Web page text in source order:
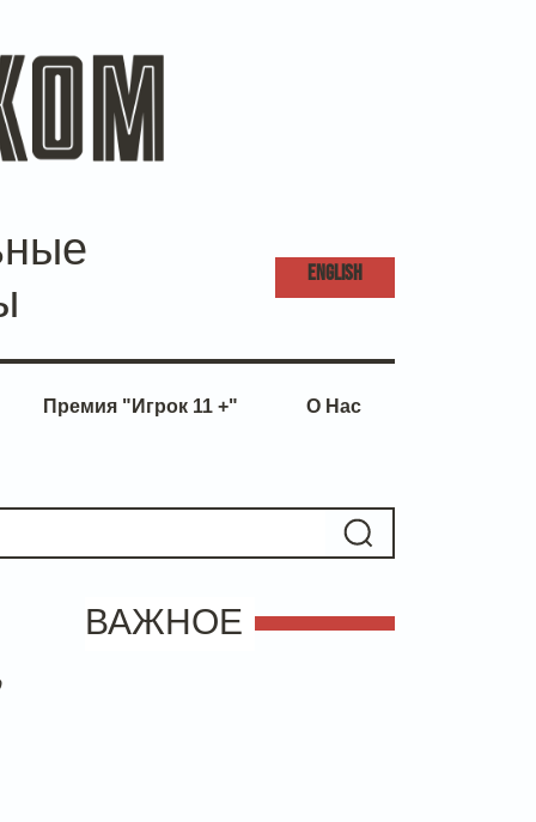
ENGLISH
Премия "Игрок 11 +" О Нас
ВАЖНОЕ